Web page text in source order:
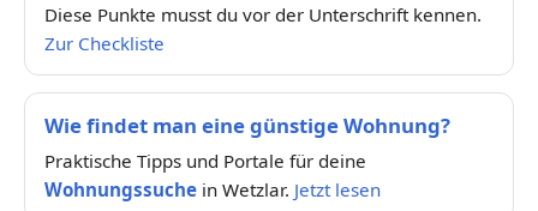
Diese Punkte musst du vor der Unterschrift kennen.
Zur Checkliste
Wie findet man eine günstige Wohnung?
Praktische Tipps und Portale für deine
Wohnungssuche in Wetzlar. Jetzt lesen